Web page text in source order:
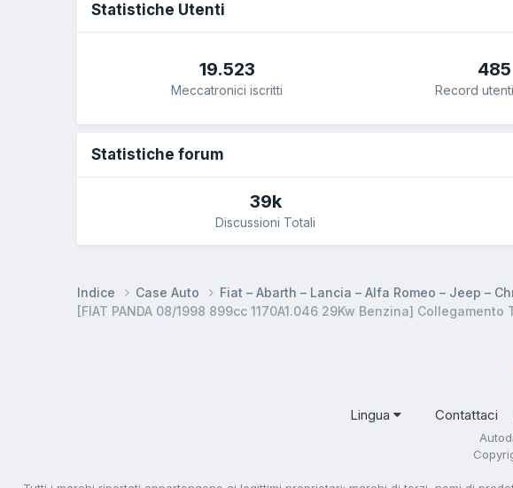
Statistiche Utenti
19.523
Meccatronici iscritti
485
Record
Statistiche forum
39k
Discussioni Totali
Indice Case Auto Fiat – Abarth – Lancia – Alfa Romeo – Jeep –
[FIAT PANDA 08/1998 899cc 1170A1.046 29Kw Benzina] Collegamento
Lingua Contattaci